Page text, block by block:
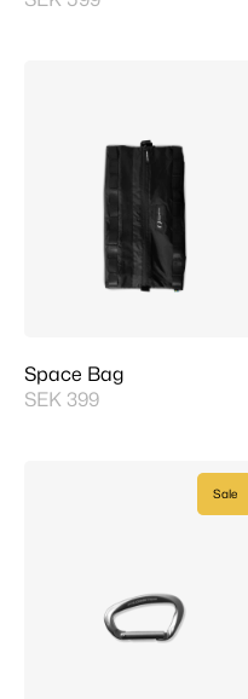
Space Bag
SEK 399
Sale